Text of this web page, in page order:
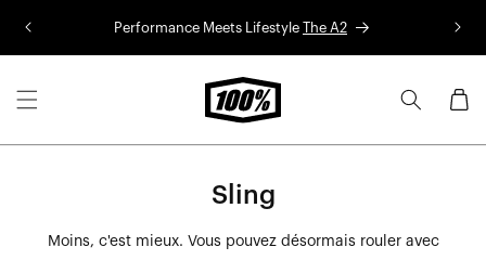
Performance Meets Lifestyle The A2
Panier
Sling
Moins, c'est mieux. Vous pouvez désormais rouler avec